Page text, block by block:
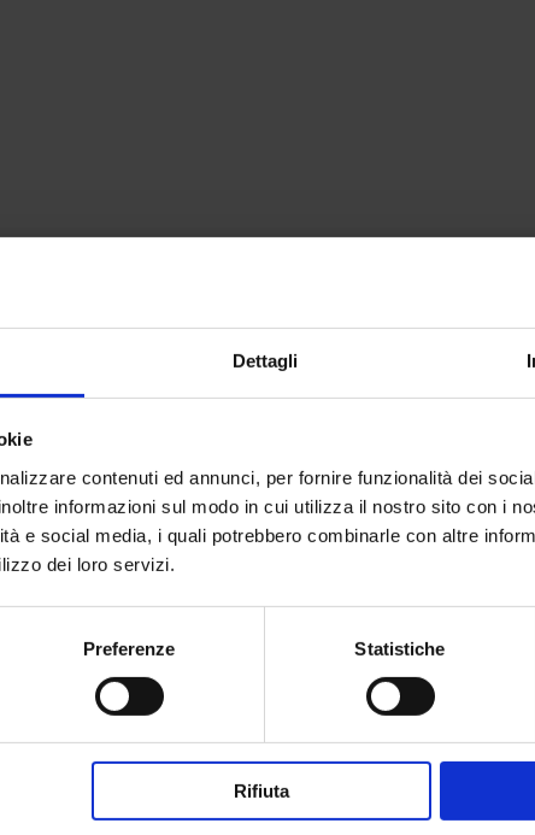
Dettagli
contenuti ed annunci, per fornire funzionalità dei
informazioni sul modo in cui utilizza il nostro sito con i
e social media, i quali potrebbero combinarle con altre
dei loro servizi.
Preferenze Statistiche
Rifiuta